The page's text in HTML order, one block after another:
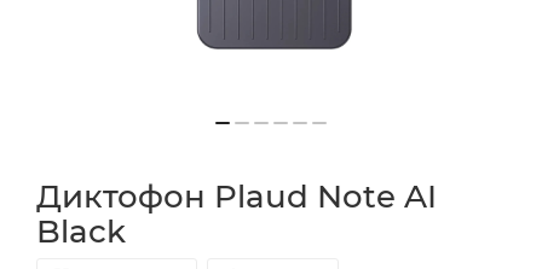
Диктофон Plaud Note AI
Black